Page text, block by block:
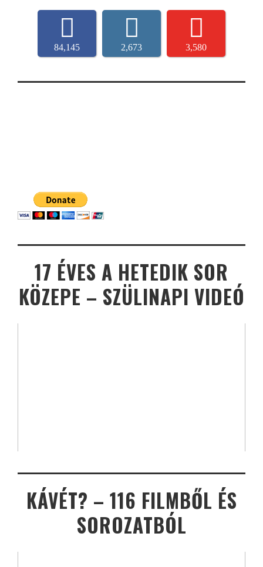
84,145 2,673 3,580
17 ÉVES A HETEDIK SOR
KÖZEPE – SZÜLINAPI VIDEÓ
KÁVÉT? – 116 FILMBŐL ÉS
SOROZATBÓL